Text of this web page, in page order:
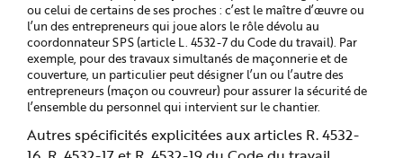
ou celui de certains de ses proches : c’est le maître d’œuvre ou
l’un des entrepreneurs qui joue alors le rôle dévolu au
coordonnateur SPS (article L. 4532-7 du Code du travail). Par
exemple, pour des travaux simultanés de maçonnerie et de
couverture, un particulier peut désigner l’un ou l’autre des
entrepreneurs (maçon ou couvreur) pour assurer la sécurité de
l’ensemble du personnel qui intervient sur le chantier.
Autres spécificités explicitées aux articles R. 4532-